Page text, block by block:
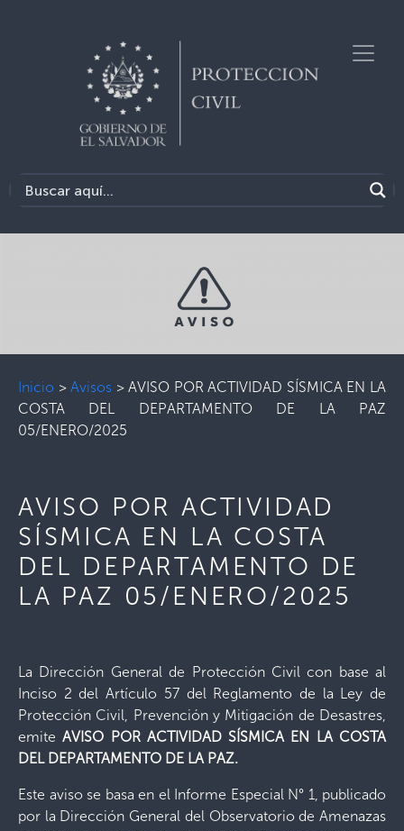
Inicio >Avisos >AVISO POR ACTIVIDAD SÍSMICA EN LA
COSTA DEL DEPARTAMENTO DE LA PAZ
05/ENERO/2025
AVISO POR ACTIVIDAD
SÍSMICA EN LA COSTA
DEL DEPARTAMENTO DE
LA PAZ 05/ENERO/2025
La Dirección General de Protección Civil con base al
Inciso 2 del Artículo 57 del Reglamento de la Ley de
Protección Civil, Prevención y Mitigación de Desastres,
emiteAVISO POR ACTIVIDAD SÍSMICA EN LA COSTA
DEL DEPARTAMENTO DE LA PAZ.
Este aviso se basa en el Informe Especial N° 1, publicado
por la Dirección General del Observatorio de Amenazas